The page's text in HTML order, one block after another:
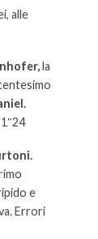
alle
la
e
Errori